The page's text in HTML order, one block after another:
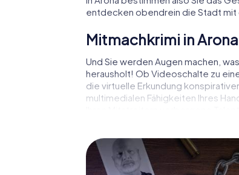
entdecken obendrein die Stadt mit
Mitmachkrimi in
Und Sie werden Augen machen,
herausholt! Ob Videoschalte zu
die virtuelle Erkundung
multimedialen Fähigkeiten Ihres
Ihren Mitstreitern verborgene
Charakter entsprechen und dem
Bedeutung verleihen.